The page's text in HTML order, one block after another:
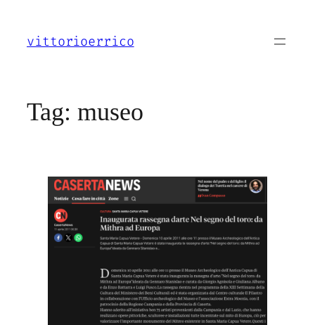
contenuto
vittorioerrico
Tag: museo